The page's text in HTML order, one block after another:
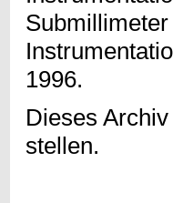
1996.
Dieses
stellen.